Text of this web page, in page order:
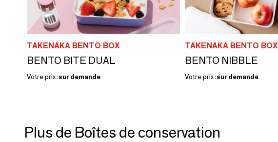
TAKENAKA BENTO BOX
BENTO BITE DUAL
Votre prix :sur demande
TAKENAKA BENTO BOX
BENTO NIBBLE
Votre prix :sur demande
Plus de Boîtes de conservation